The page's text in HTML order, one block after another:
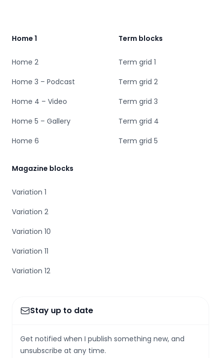
Home 1
Home 2
Home 3 – Podcast
Home 4 – Video
Home 5 – Gallery
Home 6
Term blocks
Term grid 1
Term grid 2
Term grid 3
Term grid 4
Term grid 5
Magazine blocks
Variation 1
Variation 2
Variation 10
Variation 11
Variation 12
Stay up to date
Get notified when I publish something new, and
unsubscribe at any time.